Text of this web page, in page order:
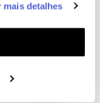
e
seus interesses
Pode gerir a
mais detalhes